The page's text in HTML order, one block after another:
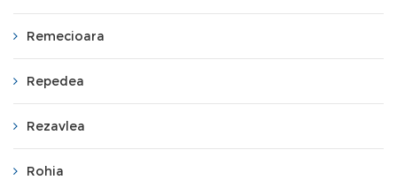
Remecioara
Repedea
Rezavlea
Rohia